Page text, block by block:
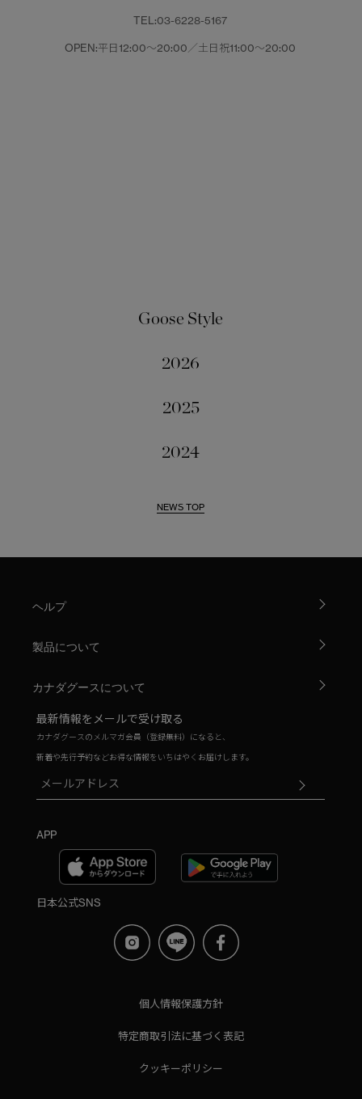
TEL:03-6228-5167
OPEN:平日12:00～20:00／土日祝11:00～20:00
Goose Style
2026
2025
2024
NEWS TOP
ヘルプ
製品について
カナダグースについて
最新情報をメールで受け取る
カナダグースのメルマガ会員（登録無料）になると、
新着や先行予約などお得な情報をいちはやくお届けします。
APP
日本公式SNS
個人情報保護方針
特定商取引法に基づく表記
クッキーポリシー